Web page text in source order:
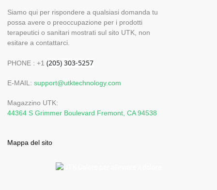
Siamo qui per rispondere a qualsiasi domanda tu
possa avere o preoccupazione per i prodotti
terapeutici o sanitari mostrati sul sito UTK, non
esitare a contattarci.
PHONE : +1
E-MAIL: support@utktechnology.com
Magazzino UTK:
44364 S Grimmer Boulevard Fremont, CA 94538
Mappa del sito